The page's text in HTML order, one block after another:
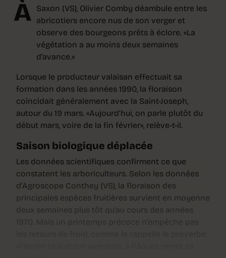
À Saxon (VS), Olivier Comby déambule entre les
abricotiers encore nus de son verger et
observe des bourgeons prêts à éclore. «La
végétation a au moins deux semaines
d’avance.»
Lorsque le producteur valaisan effectuait sa
formation dans les années 1990, la floraison
coïncidait généralement avec la Saint-Joseph,
autour du 19 mars. «Aujourd’hui, on parle plutôt du
début mars, voire de la fin février», relève-t-il.
Saison biologique déplacée
Les données scientifiques confirment ce que
constatent les arboriculteurs. Selon les données
d’Agroscope Conthey (VS), la floraison des
principales espèces fruitières survient en moyenne
deux semaines plus tôt qu’au cours des années
1970. Mais un printemps précoce n’empêche pas